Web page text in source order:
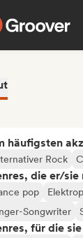
häufigsten
Rock
die er/sie
pop
Songwriter
für die